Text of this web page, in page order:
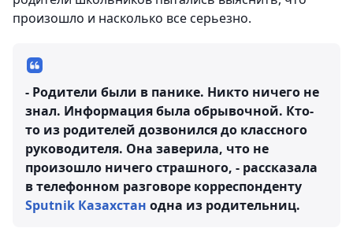
произошло и насколько все серьезно.
- Родители были в панике. Никто ничего не
знал. Информация была обрывочной. Кто-
то из родителей дозвонился до классного
руководителя. Она заверила, что не
произошло ничего страшного, - рассказала
в телефонном разговоре корреспонденту
Sputnik Казахстан одна из родительниц.